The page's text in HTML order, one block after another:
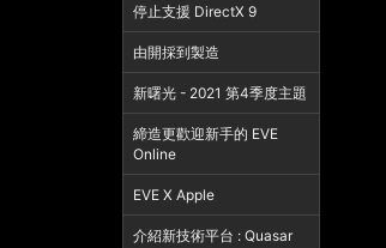
停止支援 DirectX 9
由開採到製造
新曙光 - 2021 第4季度主題
締造更歡迎新手的 EVE
Online
EVE X Apple
介紹新技術平台 : Quasar